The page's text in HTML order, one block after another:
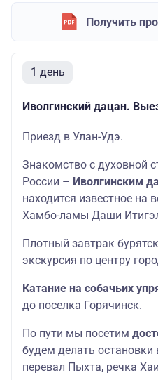
Получить
1 день
Иволгинский дацан.
Приезд в Улан-Удэ.
Знакомство с духовной
России – Иволгинским
находится известное на
Хамбо-ламы Даши
Плотный завтрак
экскурсия по центру
Катание на собачьих
до поселка Горячинск.
По пути мы посетим
будем делать
перевал Пыхта, речка